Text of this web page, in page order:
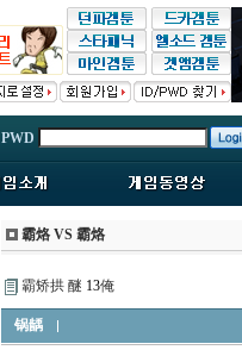
PWD
霸烙 VS 霸烙
霸矫拱 醚 13俺
锅龋